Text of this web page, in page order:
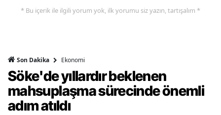
* Bu içerik ile ilgili yorum yok, ilk yorumu siz yazın, tartışalım *
Son Dakika Ekonomi
Söke'de yıllardır beklenen
mahsuplaşma sürecinde önemli
adım atıldı